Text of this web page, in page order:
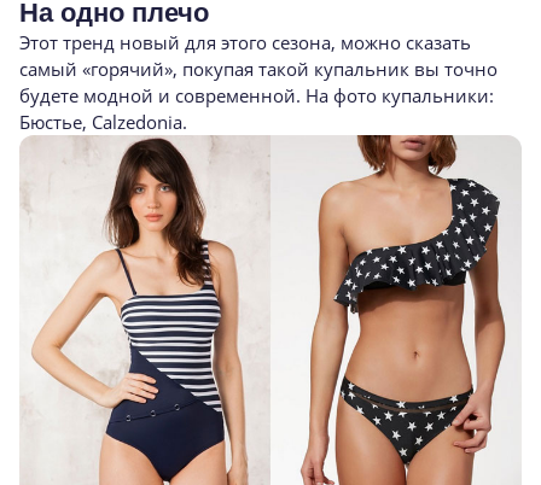
На одно плечо
Этот тренд новый для этого сезона, можно сказать
самый «горячий», покупая такой купальник вы точно
будете модной и современной. На фото купальники:
Бюстье, Calzedonia.